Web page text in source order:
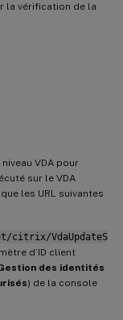
la vérification de la
VDA pour
sur le VDA
les URL suivantes
citrix/VdaUpdateS
d’ID client
des identités
) de la console